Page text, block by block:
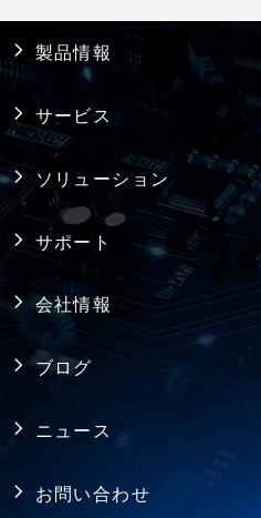
製品情報
産業用PC
システム製品
産業用マザーボード
コンピュータ・オン
シングルボードコン
バックプレーン
サービス
ソリューション
リテール・物流
メディカル
ファクトリーオート
サポート
修理依頼、技術的な
会社情報
採用情報
ブログ
ニュース
お問い合わせ